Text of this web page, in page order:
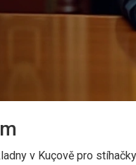
v Kuçově pro